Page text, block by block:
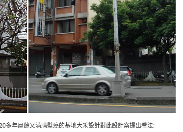
多年屋齡又滿牆壁癌的基地大禾設計對此設計案提出看法: